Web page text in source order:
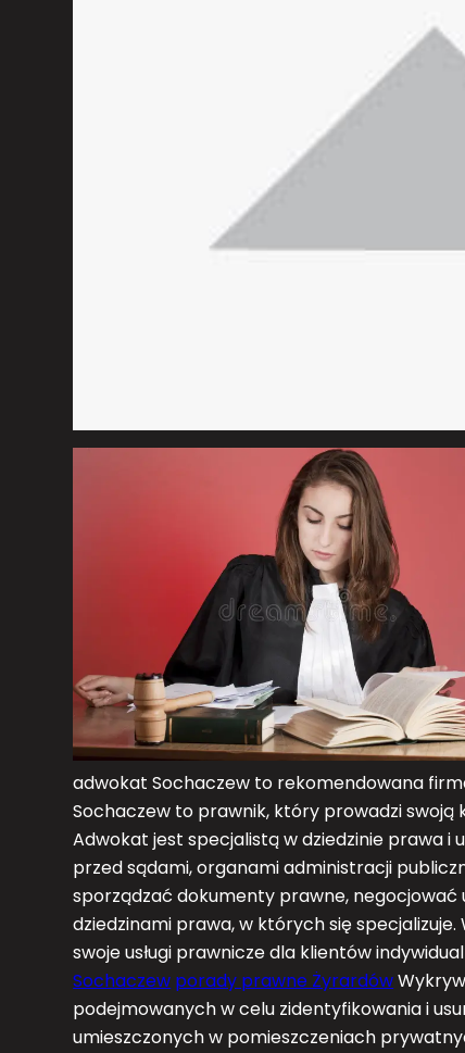
adwokat Sochaczew to rekomendowana
Sochaczew to prawnik, który prowadzi swoją
Adwokat jest specjalistą w dziedzinie prawa
przed sądami, organami administracji
sporządzać dokumenty prawne,
dziedzinami prawa, w których się
swoje usługi prawnicze dla klientów
Sochaczew porady prawne Żyrardów
podejmowanych w celu zidentyfikowania i
umieszczonych w pomieszczeniach